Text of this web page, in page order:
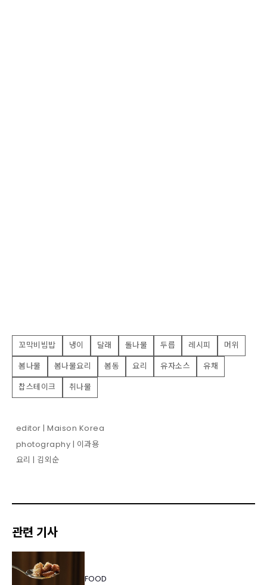
꼬막비빔밥 냉이 달래 돌나물 두릅 레시피
머위
봄나물
봄나물요리 봄동 요리 유자소스
유채
찹스테이크
취나물
editor | Maison Korea
photography | 이과용
요리 | 김외순
관련 기사
FOOD